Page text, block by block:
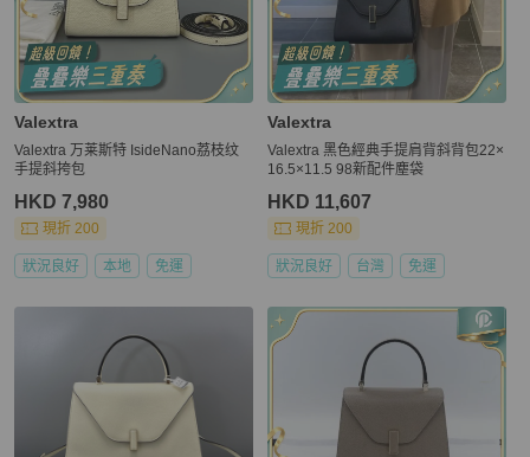
Valextra
Valextra 万莱斯特 IsideNano荔枝纹
手提斜挎包
HKD 7,980
現折 200
狀況良好 本地 免運
Valextra
Valextra 黑色經典手提肩背斜背包22×
16.5×11.5 98新配件塵袋
HKD 11,607
現折 200
狀況良好 台灣 免運